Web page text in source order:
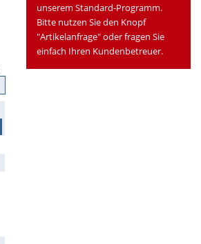
unserem Standard-Programm.
Bitte nutzen Sie den Knopf
"Artikelanfrage" oder fragen Sie
einfach Ihren Kundenbetreuer.